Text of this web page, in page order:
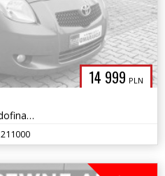
14 999 PLN
1.4 D4D klimatyzacja 5 drzwi dofinansowany 1 rok gwarancji bezwypadek
211000